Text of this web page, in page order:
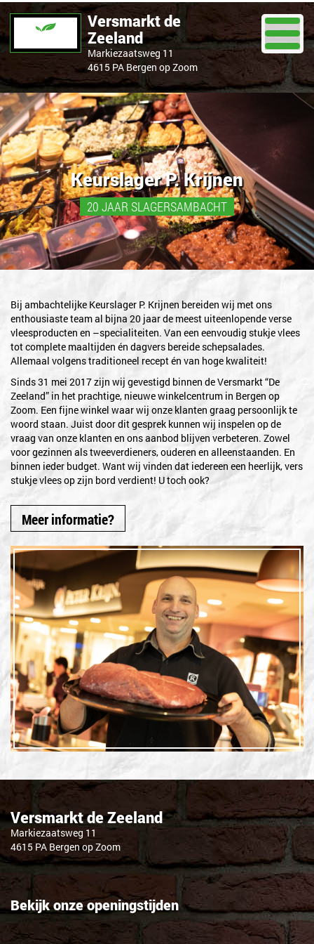
Versmarkt de
Zeeland
Markiezaatsweg 11
4615 PA Bergen op Zoom
Keurslager P. Krijnen
20 JAAR SLAGERSAMBACHT
Bij ambachtelijke Keurslager P. Krijnen bereiden wij met ons
enthousiaste team al bijna 20 jaar de meest uiteenlopende verse
vleesproducten en –specialiteiten. Van een eenvoudig stukje vlees
tot complete maaltijden én dagvers bereide schepsalades.
Allemaal volgens traditioneel recept én van hoge kwaliteit!
Sinds 31 mei 2017 zijn wij gevestigd binnen de Versmarkt “De
Zeeland” in het prachtige, nieuwe winkelcentrum in Bergen op
Zoom. Een fijne winkel waar wij onze klanten graag persoonlijk te
woord staan. Juist door dit gesprek kunnen wij inspelen op de
vraag van onze klanten en ons aanbod blijven verbeteren. Zowel
voor gezinnen als tweeverdieners, ouderen en alleenstaanden. En
binnen ieder budget. Want wij vinden dat iedereen een heerlijk, vers
stukje vlees op zijn bord verdient! U toch ook?
Meer informatie?
Versmarkt de Zeeland
Markiezaatsweg 11
4615 PA Bergen op Zoom
Bekijk onze openingstijden